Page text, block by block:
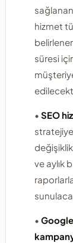
hizmet
süresi
• SEO
ve aylık
•